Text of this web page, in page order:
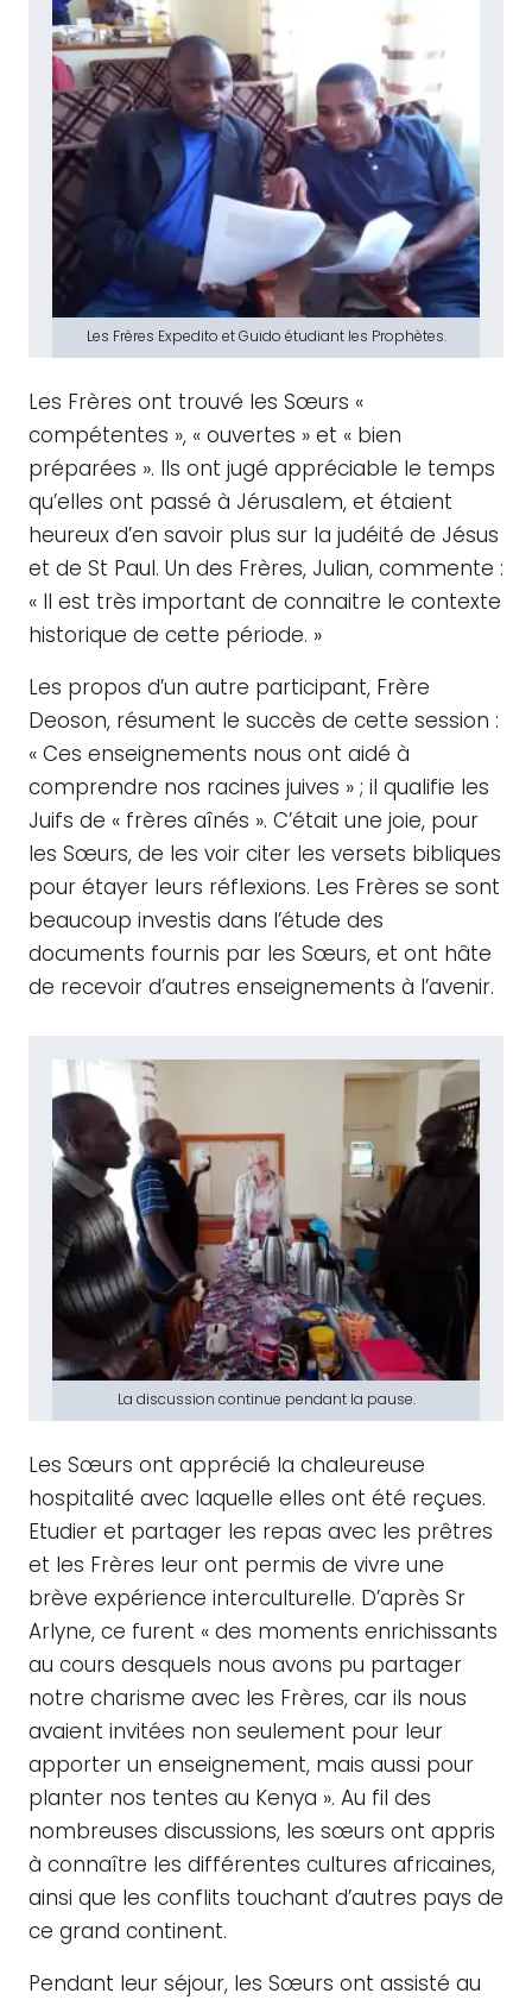
Les Frères Expedito et Guido étudiant les Prophètes.
Les Frères ont trouvé les Sœurs «
compétentes », « ouvertes » et « bien
préparées ». Ils ont jugé appréciable le temps
qu’elles ont passé à Jérusalem, et étaient
heureux d’en savoir plus sur la judéité de Jésus
et de St Paul. Un des Frères, Julian, commente :
« Il est très important de connaitre le contexte
historique de cette période. »
Les propos d’un autre participant, Frère
Deoson, résument le succès de cette session :
« Ces enseignements nous ont aidé à
comprendre nos racines juives » ; il qualifie les
Juifs de « frères aînés ». C’était une joie, pour
les Sœurs, de les voir citer les versets bibliques
pour étayer leurs réflexions. Les Frères se sont
beaucoup investis dans l’étude des
documents fournis par les Sœurs, et ont hâte
de recevoir d’autres enseignements à l’avenir.
La discussion continue pendant la pause.
Les Sœurs ont apprécié la chaleureuse
hospitalité avec laquelle elles ont été reçues.
Etudier et partager les repas avec les prêtres
et les Frères leur ont permis de vivre une
brève expérience interculturelle. D’après Sr
Arlyne, ce furent « des moments enrichissants
au cours desquels nous avons pu partager
notre charisme avec les Frères, car ils nous
avaient invitées non seulement pour leur
apporter un enseignement, mais aussi pour
planter nos tentes au Kenya ». Au fil des
nombreuses discussions, les sœurs ont appris
à connaître les différentes cultures africaines,
ainsi que les conflits touchant d’autres pays de
ce grand continent.
Pendant leur séjour, les Sœurs ont assisté au